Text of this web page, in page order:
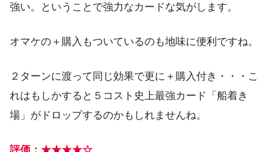
強い。ということで強力なカードな気がします。
オマケの＋購入もついているのも地味に便利ですね。
２ターンに渡って同じ効果で更に＋購入付き・・・こ
れはもしかすると５コスト史上最強カード「船着き
場」がドロップするのかもしれませんね。